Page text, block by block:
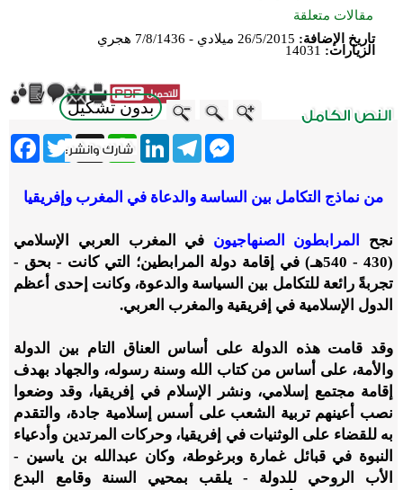
مقالات متعلقة
تاريخ الإضافة: 26/5/2015 ميلادي - 7/8/1436 هجري
الزيارات: 14031
بدون تشكيل
Twitter X
WhatsApp
LinkedInTelegram
Messenger
من نماذج التكامل بين الساسة والدعاة في المغرب وإفريقيا
نجح المرابطون الصنهاجيون في المغرب العربي الإسلامي
(430 - 540هـ) في إقامة دولة المرابطين؛ التي كانت - بحق -
تجربةً رائعة للتكامل بين السياسة والدعوة، وكانت إحدى أعظم
الدول الإسلامية في إفريقية والمغرب العربي.
وقد قامت هذه الدولة على أساس العناق التام بين الدولة
والأمة، على أساس من كتاب الله وسنة رسوله، والجهاد بهدف
إقامة مجتمع إسلامي، ونشر الإسلام في إفريقيا، وقد وضعوا
نصب أعينهم تربية الشعب على أسس إسلامية جادة، والتقدم
به للقضاء على الوثنيات في إفريقيا، وحركات المرتدين وأدعياء
النبوة في قبائل غمارة وبرغوطة، وكان عبدالله بن ياسين -
الأب الروحي للدولة - يلقب بمحيي السنة وقامع البدع